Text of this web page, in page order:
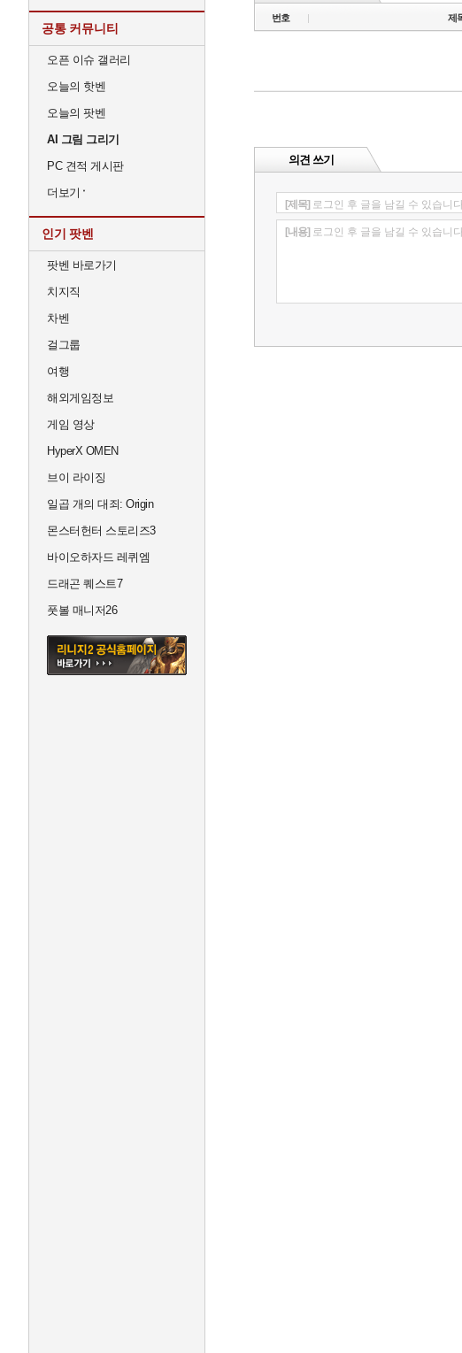
공통 커뮤니티
오픈 이슈 갤러리
오늘의 핫벤
오늘의 팟벤
AI 그림 그리기
PC 견적 게시판
더보기
인기 팟벤
팟벤 바로가기
치지직
차벤
걸그룹
여행
해외게임정보
게임 영상
HyperX OMEN
브이 라이징
일곱 개의 대죄: Origin
몬스터헌터 스토리즈3
바이오하자드 레퀴엠
드래곤 퀘스트7
풋볼 매니저26
번호 제
의견 쓰기
[제목] 로그인 후 글을 남길 수 있습니
[내용] 로그인 후 글을 남길 수 있습니